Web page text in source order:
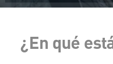
¿En qué